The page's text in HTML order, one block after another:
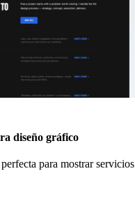
diseño gráfico
para mostrar servicios